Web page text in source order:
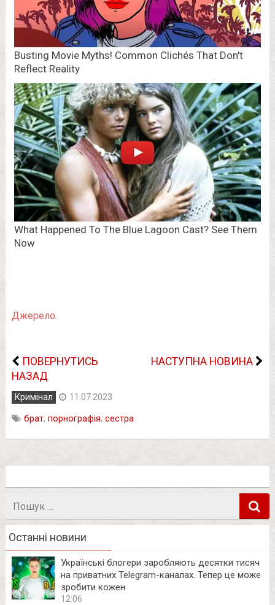
Джерело.
ПОВЕРНУТИСЬ
НАЗАД
НАСТУПНА НОВИНА
Кримінал 11.07.2023
брат, порнографія, сестра
Останні новини
Українські блогери заробляють десятки тисяч
на приватних Telegram-каналах. Тепер це може
зробити кожен
12:06